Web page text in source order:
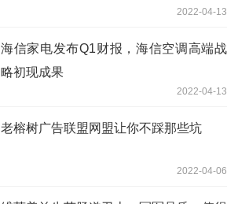
2022-04-13
海信家电发布Q1财报，海信空调高端战
略初现成果
2022-04-13
老榕树广告联盟网盟让你不踩那些坑
2022-04-06